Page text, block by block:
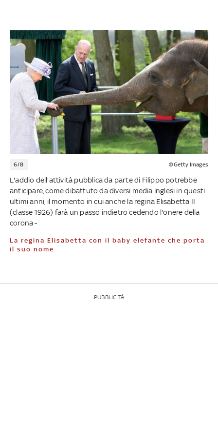
6/8 ©Getty Images
L'addio dell'attività pubblica da parte di Filippo potrebbe
anticipare, come dibattuto da diversi media inglesi in questi
ultimi anni, il momento in cui anche la regina Elisabetta II
(classe 1926) farà un passo indietro cedendo l'onere della
corona -
La regina Elisabetta con il baby elefante che porta
il suo nome
PUBBLICITÀ